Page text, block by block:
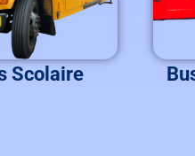
Scolaire